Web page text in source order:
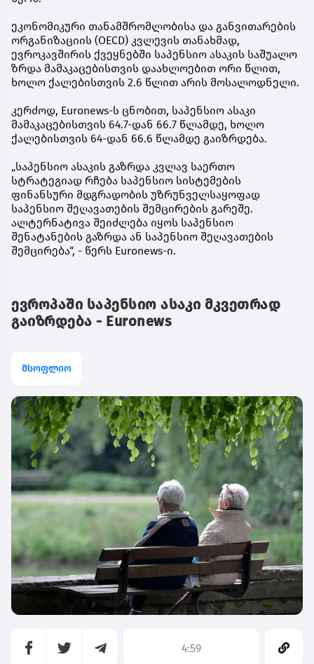
ეკონომიკური თანამშრომლობისა და განვითარების
ორგანიზაციის (OECD) კვლევის თანახმად,
ევროკავშირის ქვეყნებში საპენსიო ასაკის საშუალო
ზრდა მამაკაცებისთვის დაახლოებით ორი წლით,
ხოლო ქალებისთვის 2.6 წლით არის მოსალოდნელი.
კერძოდ, Euronews-ს ცნობით, საპენსიო ასაკი
მამაკაცებისთვის 64.7-დან 66.7 წლამდე, ხოლო
ქალებისთვის 64-დან 66.6 წლამდე გაიზრდება.
„საპენსიო ასაკის გაზრდა კვლავ საერთო
სტრატეგიად რჩება საპენსიო სისტემების
ფინანსური მდგრადობის უზრუნველსაყოფად
საპენსიო შეღავათების შემცირების გარეშე.
ალტერნატივა შეიძლება იყოს საპენსიო
შენატანების გაზრდა ან საპენსიო შეღავათების
შემცირება“, - წერს Euronews-ი.
ევროპაში საპენსიო ასაკი მკვეთრად
გაიზრდება - Euronews
მსოფლიო
4:59